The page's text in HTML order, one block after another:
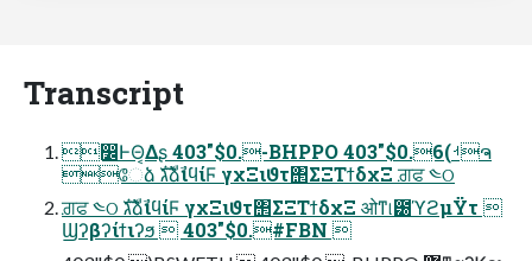
Transcript
෼ͰΘ͔Δʂ 403"$0.-BHPPO 403"$0.6(ࡳຈ
ேձ גࣜձࣾιϥίϜ γχΞιϑτ΢ΣΞΤϯδχΞ ਗ਼ਫ ༤ଠ
ਗ਼ਫ ༤ଠ גࣜձࣾιϥίϜ γχΞιϑτ΢ΣΞΤϯδχΞ ओͳ୲౰ϓϩμΫτ 
Ϣʔβʔίϯιʔϧ  403"$0.#FBN 